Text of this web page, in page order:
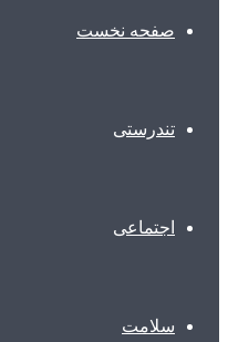
صفحه نخست
تندرستی
اجتماعی
سلامت